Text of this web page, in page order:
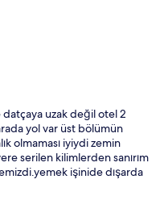
uzak değil otel 2
yol var üst bölümün
olmaması iyiydi zemin
serilen kilimlerden sanırım
işinide dışarda